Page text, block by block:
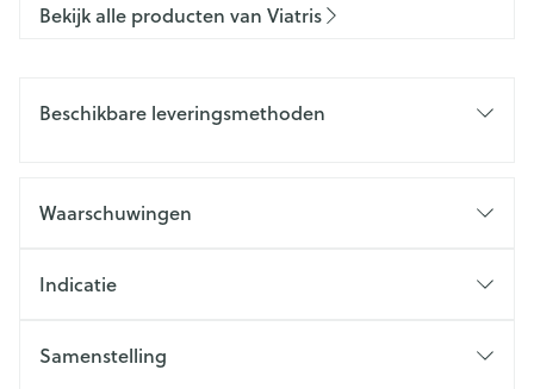
Bekijk alle producten van Viatris
Beschikbare leveringsmethoden
Waarschuwingen
Indicatie
Samenstelling